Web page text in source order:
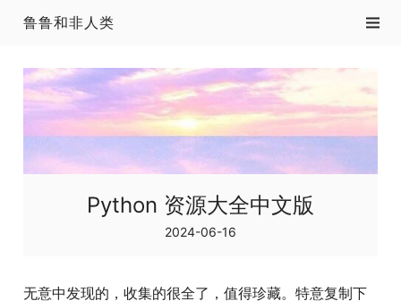
鲁鲁和非人类
Python 资源大全中文版
2024-06-16
无意中发现的，收集的很全了，值得珍藏。特意复制下